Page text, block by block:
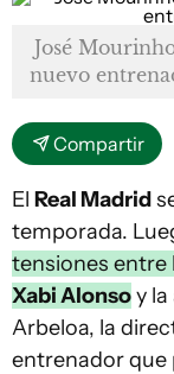
José
nuevo
Compartir
El Real Madrid
temporada.
tensiones entre
Xabi Alonsoy
Arbeloa, la
entrenador que